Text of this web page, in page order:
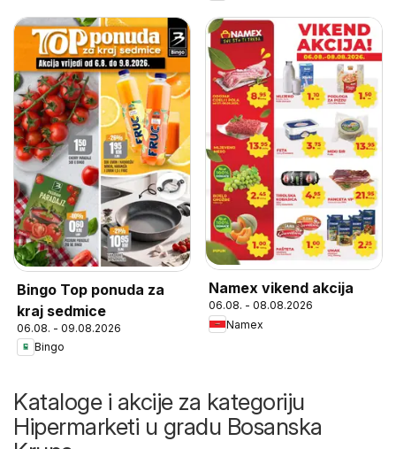
Bingo Top ponuda za
kraj sedmice
06.08. - 09.08.2026
Bingo
Namex vikend akcija
06.08. - 08.08.2026
Namex
Kataloge i akcije za kategoriju
Hipermarketi u gradu Bosanska